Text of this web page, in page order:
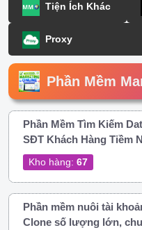
Tiện Ích Khác
Proxy
Phần Mềm
Phần Mềm Tìm Kiếm
SĐT Khách Hàng Tiềm
Kho hàng: 67
Phần mềm nuôi tài
Clone số lượng lớn,